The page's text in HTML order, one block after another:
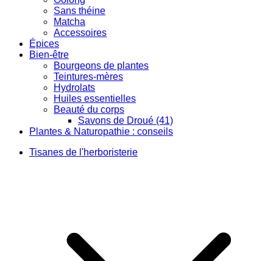
Sans théine
Matcha
Accessoires
Épices
Bien-être
Bourgeons de plantes
Teintures-mères
Hydrolats
Huiles essentielles
Beauté du corps
Savons de Droué (41)
Plantes & Naturopathie : conseils
Tisanes de l'herboristerie